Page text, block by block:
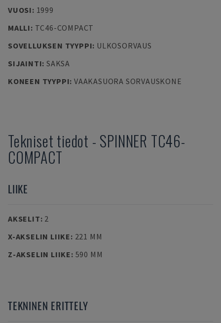
VUOSI: 1999
MALLI: TC46-COMPACT
SOVELLUKSEN TYYPPI: ULKOSORVAUS
SIJAINTI: SAKSA
KONEEN TYYPPI: VAAKASUORA SORVAUSKONE
Tekniset tiedot - SPINNER TC46-
COMPACT
LIIKE
AKSELIT: 2
X-AKSELIN LIIKE: 221 MM
Z-AKSELIN LIIKE: 590 MM
TEKNINEN ERITTELY